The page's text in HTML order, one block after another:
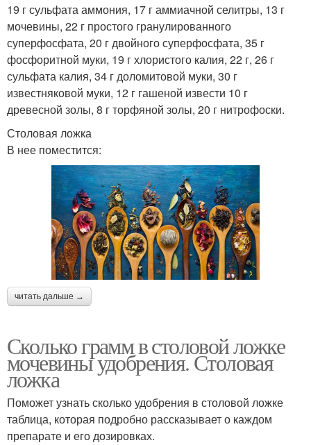
19 г сульфата аммония, 17 г аммиачной селитры, 13 г
мочевины, 22 г простого гранулированного
суперфосфата, 20 г двойного суперфосфата, 35 г
фосфоритной муки, 19 г хлористого калия, 22 г, 26 г
сульфата калия, 34 г доломитовой муки, 30 г
известняковой муки, 12 г гашеной извести 10 г
древесной золы, 8 г торфяной золы, 20 г нитрофоски.
Столовая ложка
В нее поместится:
читать дальше →
Сколько грамм в столовой ложке
мочевины удобрения. Столовая
ложка
Поможет узнать сколько удобрения в столовой ложке
таблица, которая подробно рассказывает о каждом
препарате и его дозировках.